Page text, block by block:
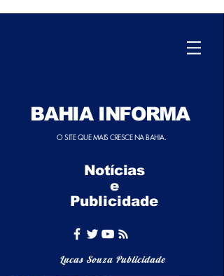
BAHIA INFORMA
O SITE QUE MAIS CRESCE NA BAHIA.
Notícias
e
Publicidade
Lucas Souza Publicidade